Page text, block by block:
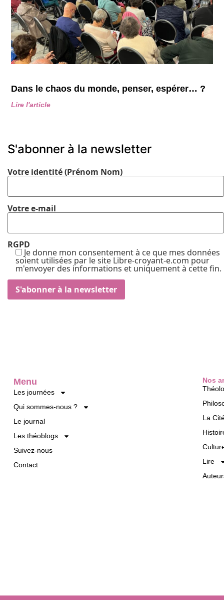
Dans le chaos du monde, penser, espérer… ?
Lire l'article
S'abonner à la newsletter
Votre identité (Prénom Nom)
Votre e-mail
RGPD
Je donne mon consentement à ce que mes données
soient utilisées par le site Libre-croyant-e.com pour
m'envoyer des informations et uniquement à cette fin.
Nos
La
Lire
Menu
Les journées
Qui sommes-nous ?
Le journal
Les théoblogs
Suivez-nous
Contact